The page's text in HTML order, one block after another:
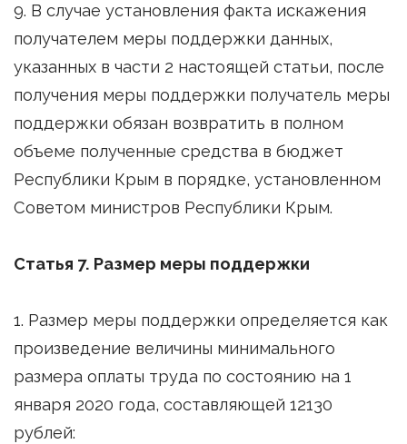
9. В случае установления факта искажения
получателем меры поддержки данных,
указанных в части 2 настоящей статьи, после
получения меры поддержки получатель меры
поддержки обязан возвратить в полном
объеме полученные средства в бюджет
Республики Крым в порядке, установленном
Советом министров Республики Крым.
Статья 7. Размер меры поддержки
1. Размер меры поддержки определяется как
произведение величины минимального
размера оплаты труда по состоянию на 1
января 2020 года, составляющей 12130
рублей: